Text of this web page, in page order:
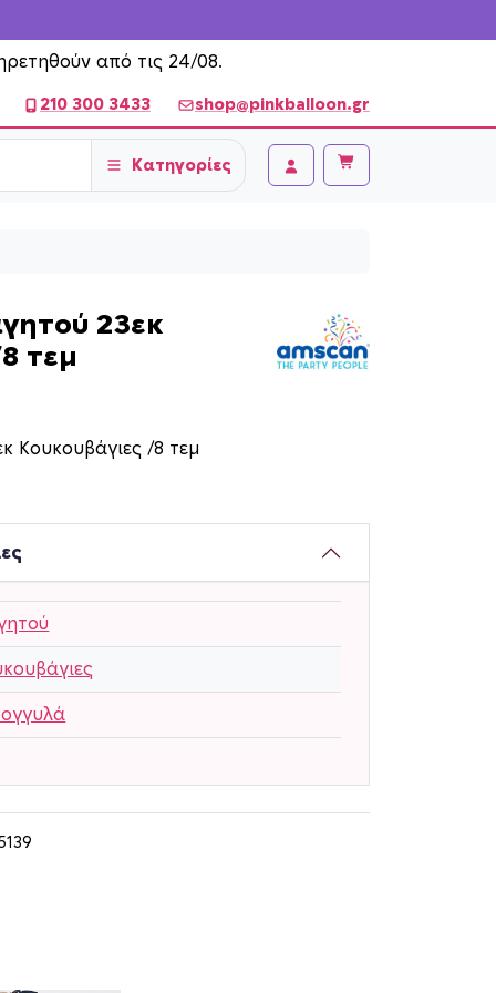
από τις 24/08.
210 300 3433 shop@pinkballoon.gr
Κατηγορίες
Account
Cart
23εκ
τεμ
Κουκουβάγιες /8 τεμ